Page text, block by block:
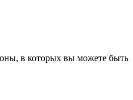
в которых вы можете быть